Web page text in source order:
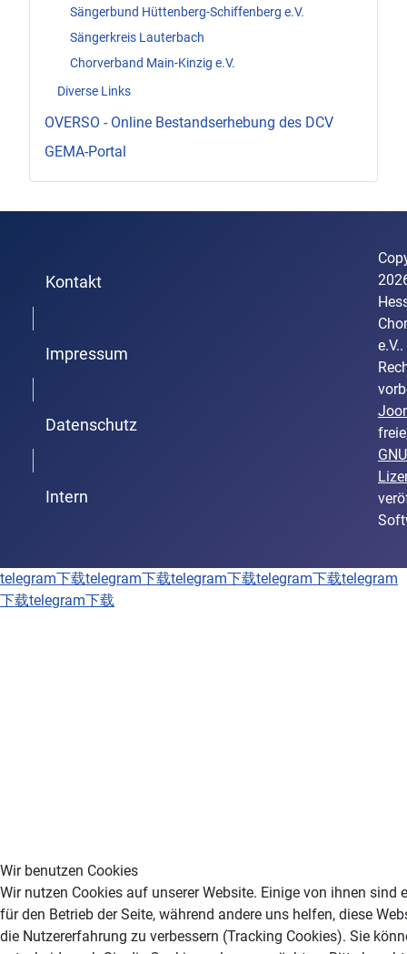
Sängerbund Hüttenberg-Schiffenberg e.V.
Sängerkreis Lauterbach
Chorverband Main-Kinzig e.V.
Diverse Links
OVERSO - Online Bestandserhebung des DCV
GEMA-Portal
Kontakt
Impressum
Datenschutz
Intern
Wir benutzen Cookies
Wir nutzen Cookies auf unserer Website. Einige von ihnen sind
für den Betrieb der Seite, während andere uns helfen, diese
die Nutzererfahrung zu verbessern (Tracking Cookies). Sie
telegram下载telegram下载telegram下载telegram下载telegram
下载telegram下载